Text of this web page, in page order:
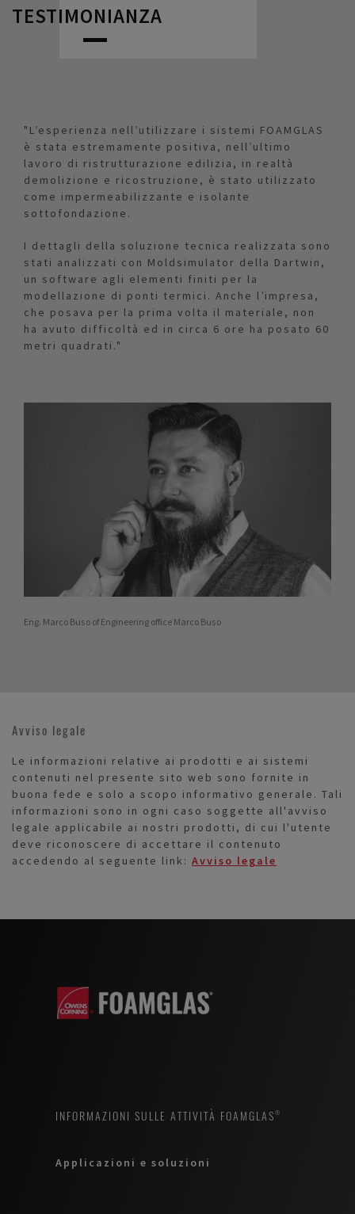
TESTIMONIANZA
"L’esperienza nell’utilizzare i sistemi FOAMGLAS
è stata estremamente positiva, nell’ultimo
lavoro di ristrutturazione edilizia, in realtà
demolizione e ricostruzione, è stato utilizzato
come impermeabilizzante e isolante
sottofondazione.
I dettagli della soluzione tecnica realizzata sono
stati analizzati con Moldsimulator della Dartwin,
un software agli elementi finiti per la
modellazione di ponti termici. Anche l’impresa,
che posava per la prima volta il materiale, non
ha avuto difficoltà ed in circa 6 ore ha posato 60
metri quadrati."
Eng. Marco Buso of Engineering office Marco Buso
Avviso legale
Le informazioni relative ai prodotti e ai sistemi
contenuti nel presente sito web sono fornite in
buona fede e solo a scopo informativo generale. Tali
informazioni sono in ogni caso soggette all'avviso
legale applicabile ai nostri prodotti, di cui l'utente
deve riconoscere di accettare il contenuto
accedendo al seguente link: Avviso legale
INFORMAZIONI SULLE ATTIVITÀ FOAMGLAS®
Applicazioni e soluzioni